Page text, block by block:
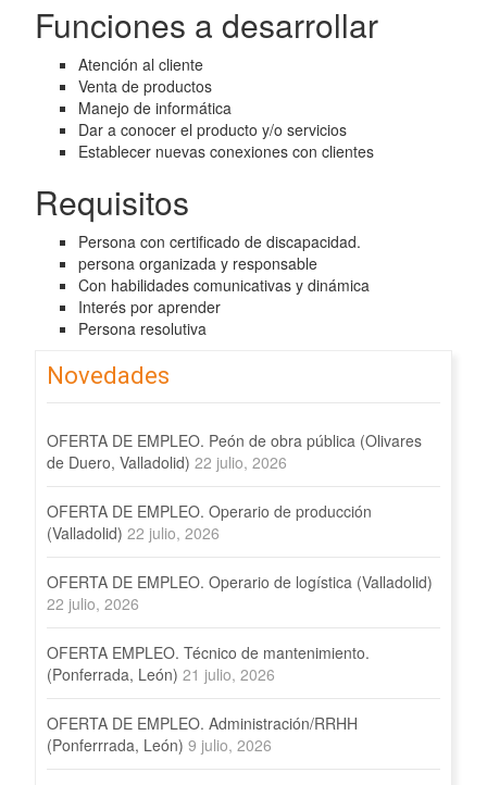
Funciones a desarrollar
Atención al cliente
Venta de productos
Manejo de informática
Dar a conocer el producto y/o servicios
Establecer nuevas conexiones con clientes
Requisitos
Persona con certificado de discapacidad.
persona organizada y responsable
Con habilidades comunicativas y dinámica
Interés por aprender
Persona resolutiva
Novedades
OFERTA DE EMPLEO. Peón de obra pública (Olivares
de Duero, Valladolid) 22 julio, 2026
OFERTA DE EMPLEO. Operario de producción
(Valladolid) 22 julio, 2026
OFERTA DE EMPLEO. Operario de logística (Valladolid)
22 julio, 2026
OFERTA EMPLEO. Técnico de mantenimiento.
(Ponferrada, León) 21 julio, 2026
OFERTA DE EMPLEO. Administración/RRHH
(Ponferrrada, León) 9 julio, 2026